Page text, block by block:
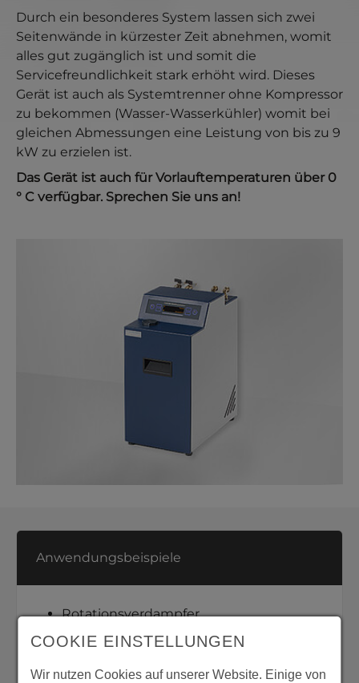
Durch ein besonderes System lassen sich zwei
Seitenwände in kürzester Zeit abnehmen, womit
alles gut zugänglich ist und somit die
Servicefreundlichkeit stark erhöht wird. Dieses
Gerät ist auch als Systemtrenner ohne Kompressor
zu bekommen (Wasser-Wasserkühler) womit bei
gleichen Abmessungen eine Leistung von bis zu 9
kW zu erzielen ist.
Das Gerät ist auch für Vorlauftemperaturen über 0
° C verfügbar. Sprechen Sie uns an!
Anwendungsbeispiele
Rotationsverdampfer
Destillationsgeräte
COOKIE EINSTELLUNGEN
Wir nutzen Cookies auf unserer Website. Einige von